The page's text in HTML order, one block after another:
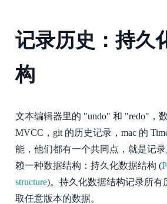
记录历史：持久
构
文本编辑器里的 "undo" 和 "redo"，
MVCC，git 的历史记录，mac 的
能，他们都有一个共同点，就是记
赖一种数据结构：持久化数据结构 (
structure)。持久化数据结构记录所有
取任意版本的数据。